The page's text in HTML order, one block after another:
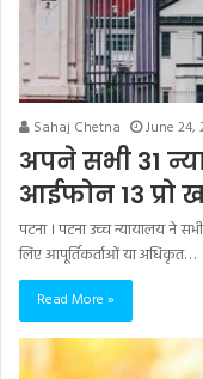
Sahaj Chetna June 24,
अपने सभी 31
आईफोन 13 प्रो
पटना । पटना उच्च न्यायालय ने
लिए आपूर्तिकर्ताओं या अधिकृत…
Read More »